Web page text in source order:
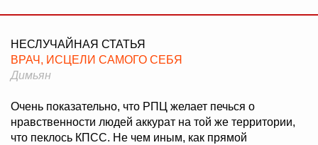
НЕСЛУЧАЙНАЯ СТАТЬЯ
ВРАЧ, ИСЦЕЛИ САМОГО СЕБЯ
Димьян
Очень показательно, что РПЦ желает печься о
нравственности людей аккурат на той же территории,
что пеклось КПСС. Не чем иным, как прямой